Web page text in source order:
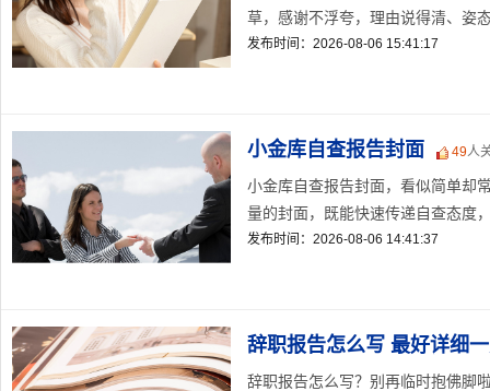
草，感谢不浮夸，理由说得清、姿
发布时间：2026-08-06 15:41:17
小金库自查报告封面 49人
小金库自查报告封面，看似简单却
量的封面，既能快速传递自查态度
发布时间：2026-08-06 14:41:37
辞职报告怎么写 最好详细
辞职报告怎么写？别再临时抱佛脚